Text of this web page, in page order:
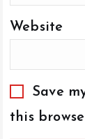
Website
Save
this